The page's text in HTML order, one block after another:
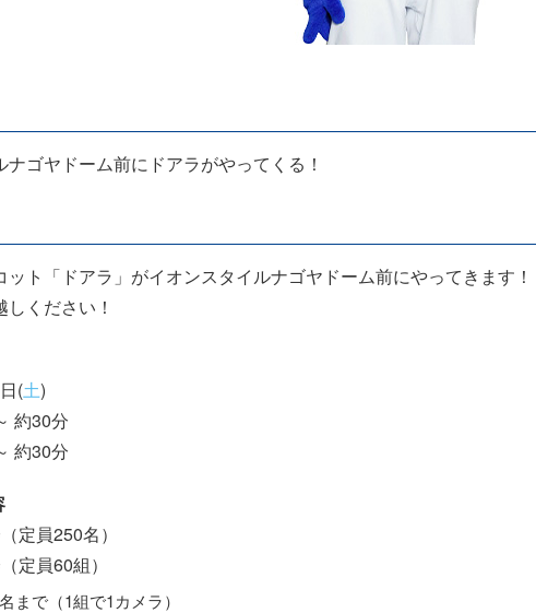
ナゴヤドーム前にドアラがやってくる！
ット「ドアラ」がイオンスタイルナゴヤドーム前にやってきます！
ください！
(土)
約30分
約30分
定員250名）
定員60組）
まで（1組で1カメラ）